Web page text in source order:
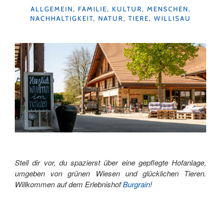
KATEGORIEN
ALLGEMEIN, FAMILIE, KULTUR, MENSCHEN,
NACHHALTIGKEIT, NATUR, TIERE, WILLISAU
Stell dir vor, du spazierst über eine gepflegte Hofanlage,
umgeben von grünen Wiesen und glücklichen Tieren.
Willkommen auf dem ErlebnishofBurgrain!